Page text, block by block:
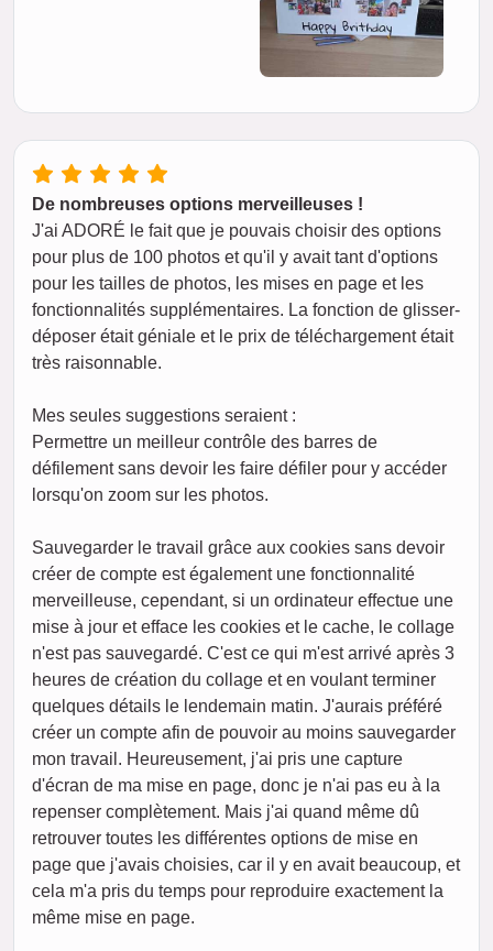
De nombreuses options merveilleuses !
J'ai ADORÉ le fait que je pouvais choisir des options
pour plus de 100 photos et qu'il y avait tant d'options
pour les tailles de photos, les mises en page et les
fonctionnalités supplémentaires. La fonction de glisser-
déposer était géniale et le prix de téléchargement était
très raisonnable.
Mes seules suggestions seraient :
Permettre un meilleur contrôle des barres de
défilement sans devoir les faire défiler pour y accéder
lorsqu'on zoom sur les photos.
Sauvegarder le travail grâce aux cookies sans devoir
créer de compte est également une fonctionnalité
merveilleuse, cependant, si un ordinateur effectue une
mise à jour et efface les cookies et le cache, le collage
n'est pas sauvegardé. C'est ce qui m'est arrivé après 3
heures de création du collage et en voulant terminer
quelques détails le lendemain matin. J'aurais préféré
créer un compte afin de pouvoir au moins sauvegarder
mon travail. Heureusement, j'ai pris une capture
d'écran de ma mise en page, donc je n'ai pas eu à la
repenser complètement. Mais j'ai quand même dû
retrouver toutes les différentes options de mise en
page que j'avais choisies, car il y en avait beaucoup, et
cela m'a pris du temps pour reproduire exactement la
même mise en page.